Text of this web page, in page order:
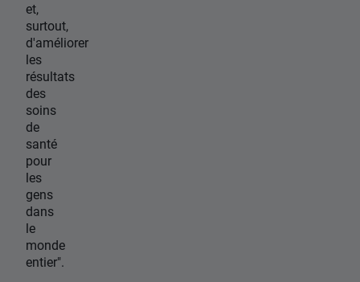
et,
surtout,
d'améliorer
les
résultats
des
soins
de
santé
pour
les
gens
dans
le
monde
entier".